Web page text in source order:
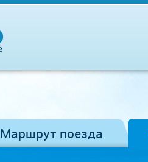
Маршрут поезда